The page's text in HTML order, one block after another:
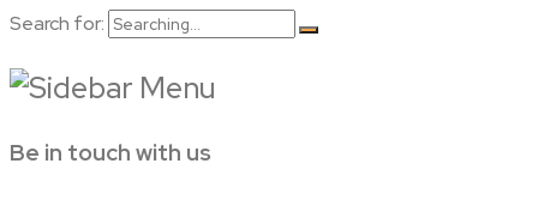
Search for:
Be in touch with us